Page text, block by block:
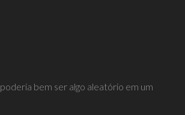
bem ser algo aleatório em um